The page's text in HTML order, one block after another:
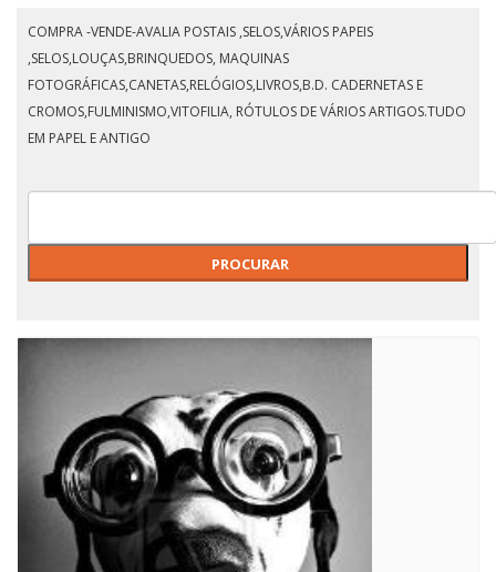
GUARDA-NICHO DA
TORRE-2X
COMPRA -VENDE-AVALIA POSTAIS ,SELOS,VÁRIOS PAPEIS
,SELOS,LOUÇAS,BRINQUEDOS, MAQUINAS
FOTOGRÁFICAS,CANETAS,RELÓGIOS,LIVROS,B.D. CADERNETAS E
CROMOS,FULMINISMO,VITOFILIA, RÓTULOS DE VÁRIOS ARTIGOS.TUDO
EM PAPEL E ANTIGO